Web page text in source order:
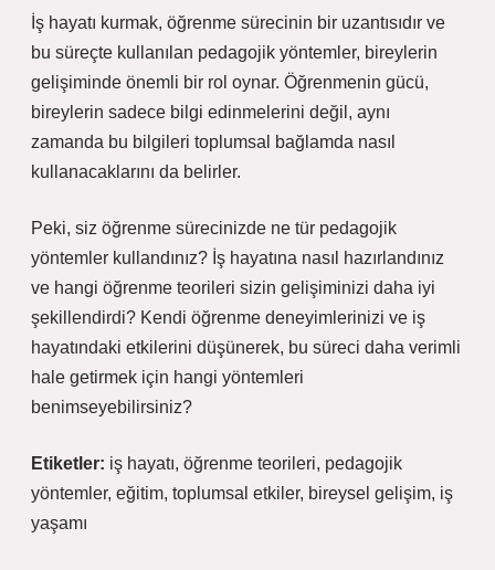
İş hayatı kurmak, öğrenme sürecinin bir uzantısıdır ve
bu süreçte kullanılan pedagojik yöntemler, bireylerin
gelişiminde önemli bir rol oynar. Öğrenmenin gücü,
bireylerin sadece bilgi edinmelerini değil, aynı
zamanda bu bilgileri toplumsal bağlamda nasıl
kullanacaklarını da belirler.
Peki, siz öğrenme sürecinizde ne tür pedagojik
yöntemler kullandınız? İş hayatına nasıl hazırlandınız
ve hangi öğrenme teorileri sizin gelişiminizi daha iyi
şekillendirdi? Kendi öğrenme deneyimlerinizi ve iş
hayatındaki etkilerini düşünerek, bu süreci daha verimli
hale getirmek için hangi yöntemleri
benimseyebilirsiniz?
Etiketler: iş hayatı, öğrenme teorileri, pedagojik
yöntemler, eğitim, toplumsal etkiler, bireysel gelişim, iş
yaşamı